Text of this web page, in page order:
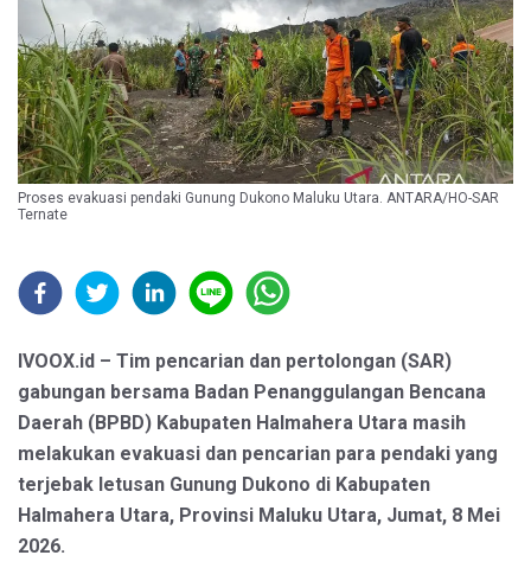
Proses evakuasi pendaki Gunung Dukono Maluku Utara. ANTARA/HO-SAR
Ternate
IVOOX.id – Tim pencarian dan pertolongan (SAR)
gabungan bersama Badan Penanggulangan Bencana
Daerah (BPBD) Kabupaten Halmahera Utara masih
melakukan evakuasi dan pencarian para pendaki yang
terjebak letusan Gunung Dukono di Kabupaten
Halmahera Utara, Provinsi Maluku Utara, Jumat, 8 Mei
2026.